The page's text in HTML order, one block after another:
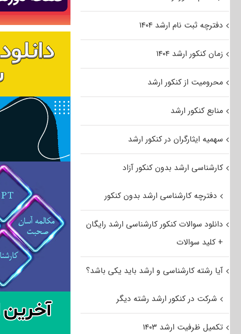
دفترچه ثبت نام ارشد ۱۴۰۴
زمان کنکور ارشد ۱۴۰۴
محرومیت از کنکور ارشد
منابع کنکور ارشد
سهمیه ایثارگران در کنکور ارشد
کارشناسی ارشد بدون کنکور آزاد
دفترچه کارشناسی ارشد بدون کنکور
دانلود سوالات کنکور کارشناسی ارشد رایگان
+ کلید سوالات
آیا رشته کارشناسی و ارشد باید یکی باشد؟
شرکت در کنکور ارشد رشته دیگر
تکمیل ظرفیت ارشد ۱۴۰۳